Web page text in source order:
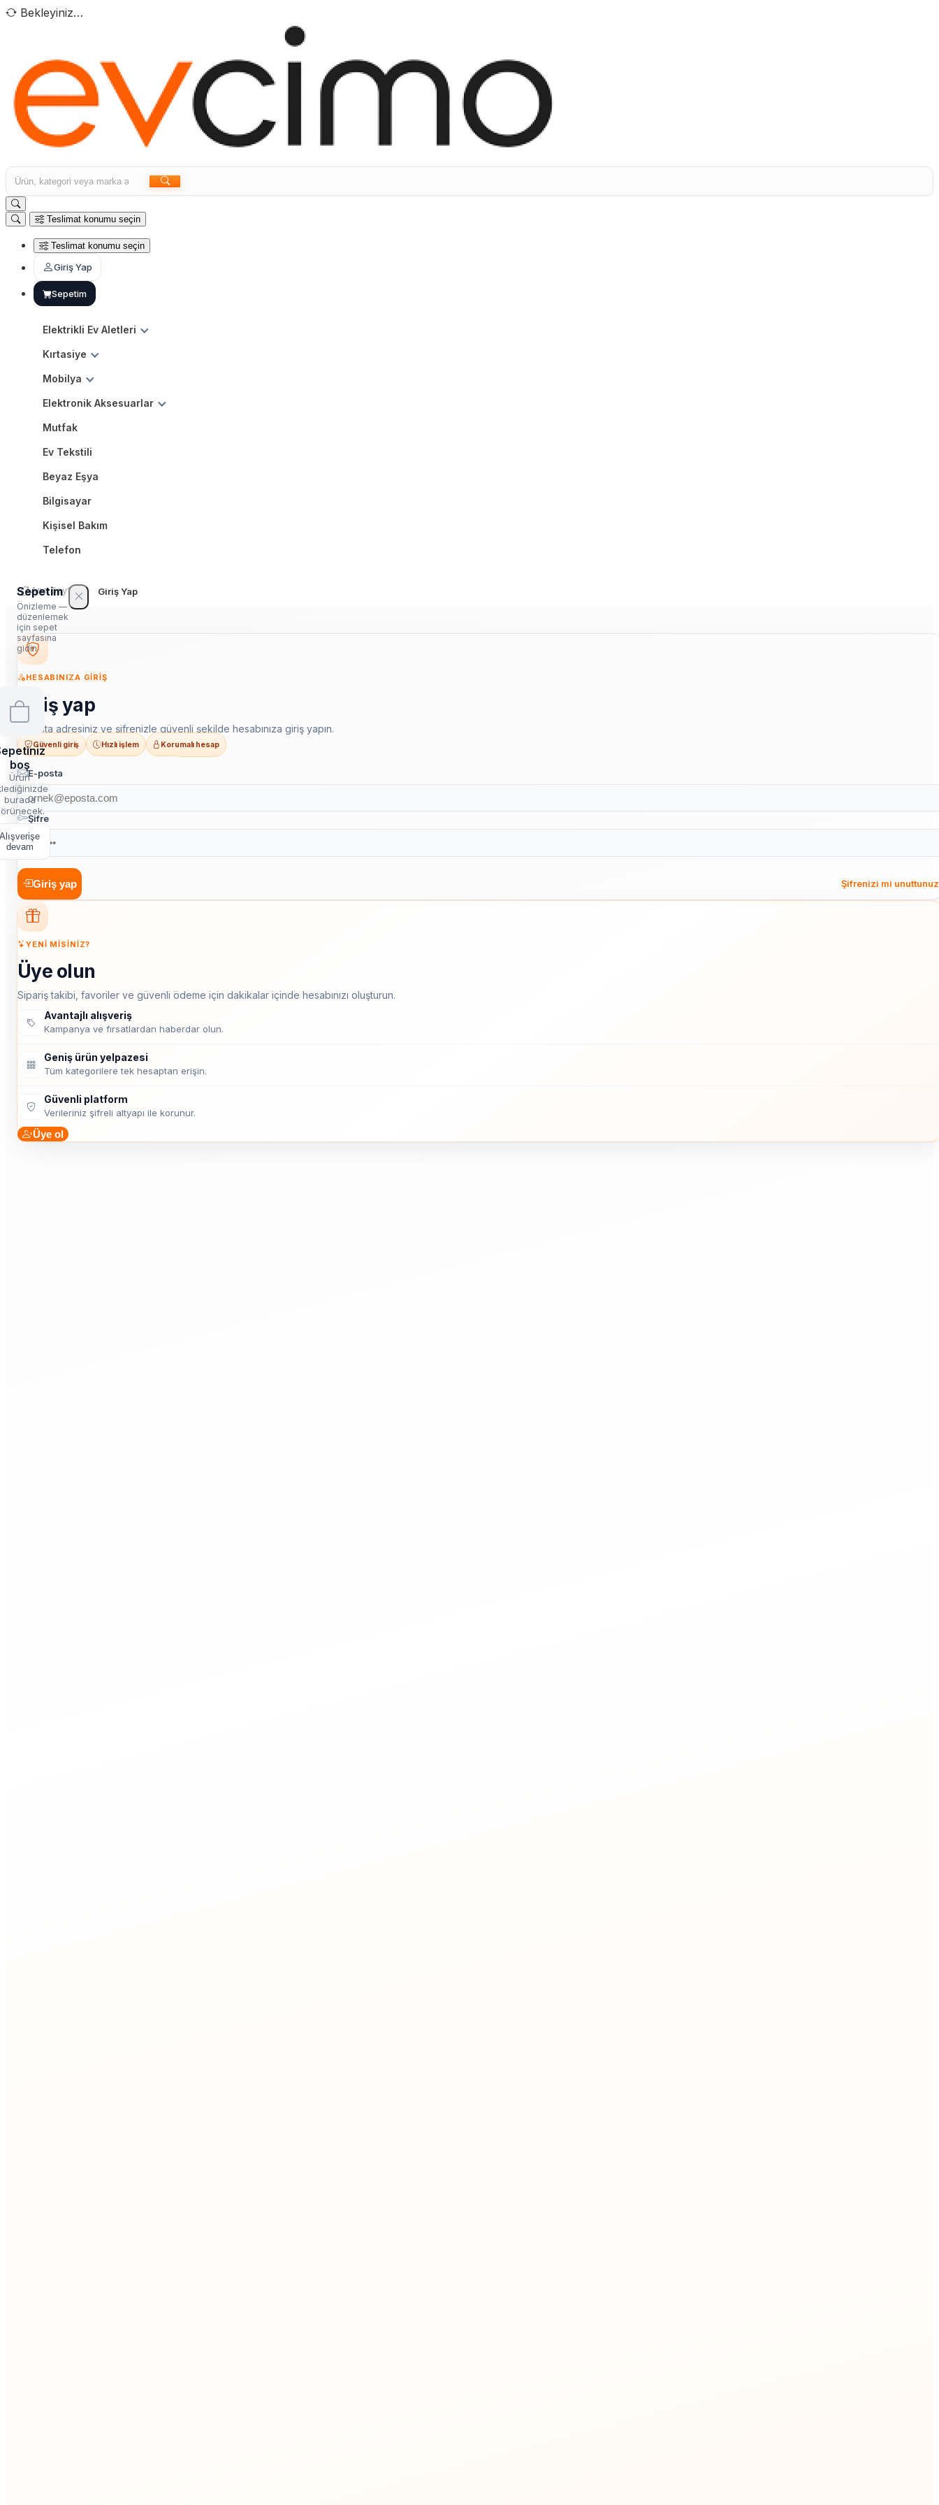
Bekleyiniz…
Teslimat konumu seçin
Teslimat konumu seçin
Giriş Yap
Sepetim
Elektrikli Ev Aletleri
Kırtasiye
Mobilya
Elektronik Aksesuarlar
Mutfak
Ev Tekstili
Beyaz Eşya
Bilgisayar
Kişisel Bakım
Telefon
Sepetim
Önizleme —
düzenlemek
için sepet
sayfasına
gidin
boş
Ürün
burada
Alışverişe
devam
Ana Sayfa Giriş Yap
HESABINIZA GIRIŞ
Giriş yap
E-posta adresiniz ve şifrenizle güvenli şekilde hesabınıza giriş yapın.
Güvenli giriş Hızlı işlem Korumalı hesap
E-posta
Şifre
Giriş yap Şifrenizi mi
YENI MISINIZ?
Üye olun
Sipariş takibi, favoriler ve güvenli ödeme için dakikalar içinde hesabınızı oluşturun.
Avantajlı alışveriş
Kampanya ve fırsatlardan haberdar olun.
Geniş ürün yelpazesi
Tüm kategorilere tek hesaptan erişin.
Güvenli platform
Verileriniz şifreli altyapı ile korunur.
Üye ol